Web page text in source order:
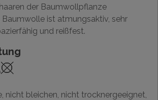
der Baumwollpflanze
ist atmungsaktiv, sehr
und reißfest.
nicht bleichen, nicht trocknergeeignet,